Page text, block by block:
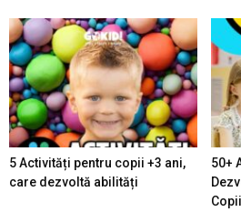
5 Activități pentru copii +3 ani,
care dezvoltă abilități
50+